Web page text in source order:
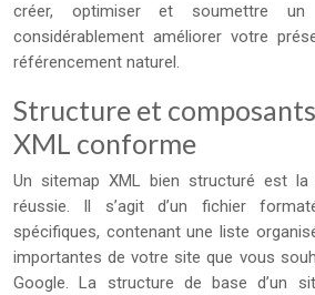
créer, optimiser et soumettre
considérablement améliorer votre
référencement naturel.
Structure et
XML conforme
Un sitemap XML bien structuré est la
réussie. Il s’agit d’un fichier
spécifiques, contenant une liste
importantes de votre site que vous
Google. La structure de base d’un